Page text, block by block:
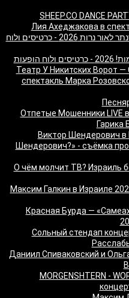
SHEEP.CO DANCE
Лия Ахеджакова в
משופן ועד AC/DC - מופע פסנתר לאור נרות 2026 - כרטיסים ולוח
"Театр У Никитских Ворот
спектакль Марка
Отпетые Мошенники LIVE
Гарика
Виктор Шендерович в
Шендерович?» - съёмка
«О чём молчит ТВ? Израиль
Максим Галкин в Израиле
Красная Бурда —
"Сольный стендап
"Даниил Спиваковский и
MORGENSHTERN -